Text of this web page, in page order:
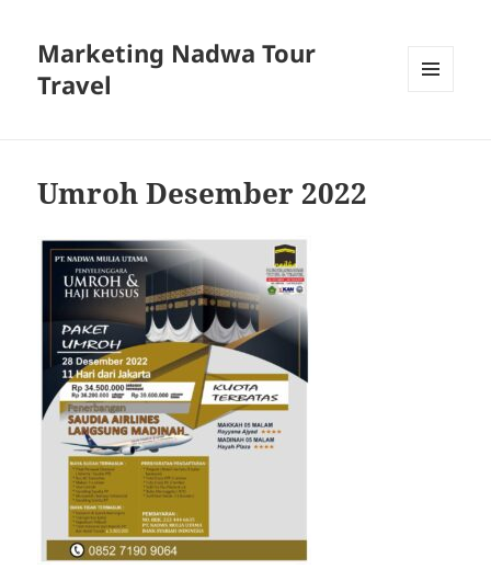
Marketing Nadwa Tour
Travel
Umroh Desember 2022